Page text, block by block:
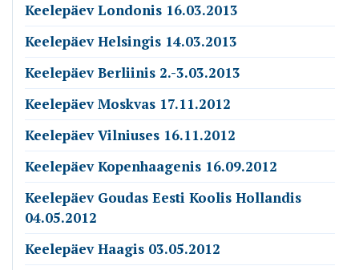
Keelepäev Londonis 16.03.2013
Keelepäev Helsingis 14.03.2013
Keelepäev Berliinis 2.-3.03.2013
Keelepäev Moskvas 17.11.2012
Keelepäev Vilniuses 16.11.2012
Keelepäev Kopenhaagenis 16.09.2012
Keelepäev Goudas Eesti Koolis Hollandis
04.05.2012
Keelepäev Haagis 03.05.2012